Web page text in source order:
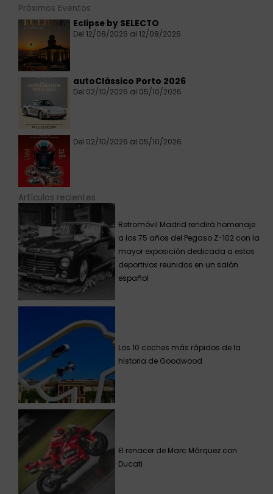
Próximos Eventos
Eclipse by SELECTO
Del 12/08/2026 al 12/08/2026
autoClássico Porto 2026
Del 02/10/2026 al 05/10/2026
Del 02/10/2026 al 05/10/2026
Artículos recientes
Retromóvil Madrid rendirá homenaje
a los 75 años del Pegaso Z-102 con la
mayor exposición dedicada a estos
deportivos reunidos en un salón
español
Los 10 coches más rápidos de la
historia de Goodwood
El renacer de Marc Márquez con
Ducati